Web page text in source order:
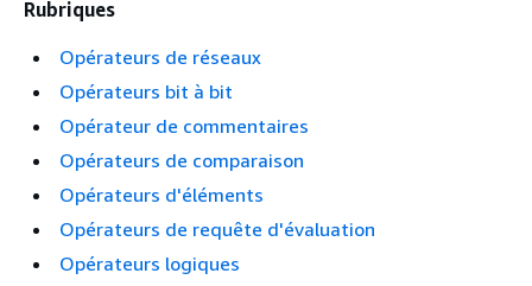
Rubriques
Opérateurs de réseaux
Opérateurs bit à bit
Opérateur de commentaires
Opérateurs de comparaison
Opérateurs d'éléments
Opérateurs de requête d'évaluation
Opérateurs logiques